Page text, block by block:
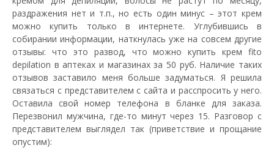
раздражения нет и т.п., но есть один минус – этот крем
можно купить только в интернете. Углубившись в
собирании информации, наткнулась уже на совсем другие
отзывы: что это развод, что можно купить крем fito
depilation в аптеках и магазинах за 50 руб. Наличие таких
отзывов заставило меня больше задуматься. Я решила
связаться с представителем с сайта и расспросить у него.
Оставила свой номер телефона в бланке для заказа.
Перезвонил мужчина, где-то минут через 15. Разговор с
представителем выглядел так (приветствие и прощание
опустим):